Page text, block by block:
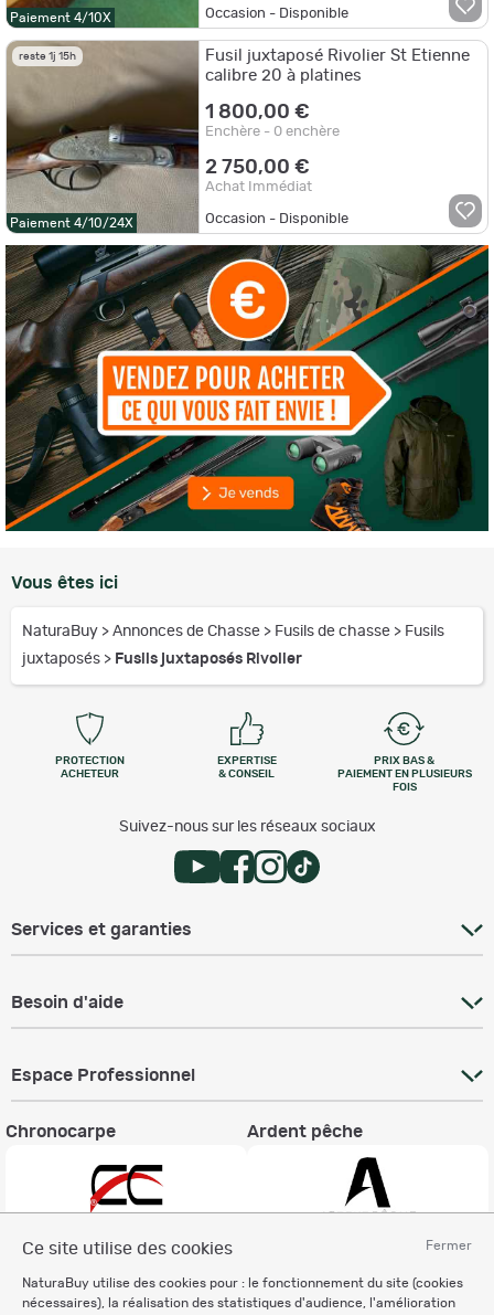
Fermer
Ce site utilise des cookies
NaturaBuy utilise des cookies pour : le fonctionnement du site (cookies
nécessaires), la réalisation des statistiques d'audience, l'amélioration
Paiement 4/10X Occasion - Disponible
reste 1j 15h
Paiement 4/10/24X
Fusil juxtaposé Rivolier St Etienne
calibre 20 à platines
1 800,00 €
Enchère - 0 enchère
2 750,00 €
Achat Immédiat
Occasion - Disponible
Vous êtes ici
NaturaBuy > Annonces de Chasse > Fusils de chasse > Fusils
juxtaposés > Fusils juxtaposés Rivolier
PROTECTION
ACHETEUR
EXPERTISE
& CONSEIL
PRIX BAS &
PAIEMENT EN PLUSIEURS
FOIS
Suivez-nous sur les réseaux sociaux
Services et garanties
Besoin d'aide
Espace Professionnel
Chronocarpe Ardent pêche
Informations légales
Charte éthique